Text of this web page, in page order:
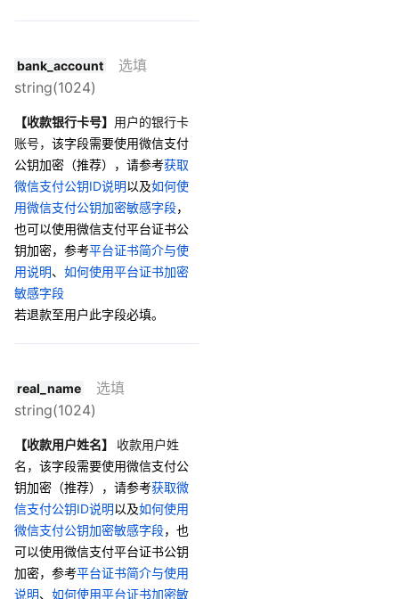
bank_account
选填
string(1024)
【收款银行卡号】 用户的银行卡
账号， 该字段需要使用微信支付
公钥加密（推荐），请参考获取
微信支付公钥ID说明以及如何使
用微信支付公钥加密敏感字段，
也可以使用微信支付平台证书公
钥加密，参考平台证书简介与使
用说明、 如何使用平台证书加密
敏感字段
若退款至用户此字段必填。
real_name
选填
string(1024)
【收款用户姓名】 收款用户姓
名， 该字段需要使用微信支付公
钥加密（推荐），请参考获取微
信支付公钥ID说明以及如何使用
微信支付公钥加密敏感字段，也
可以使用微信支付平台证书公钥
加密，参考平台证书简介与使用
说明、 如何使用平台证书加密敏